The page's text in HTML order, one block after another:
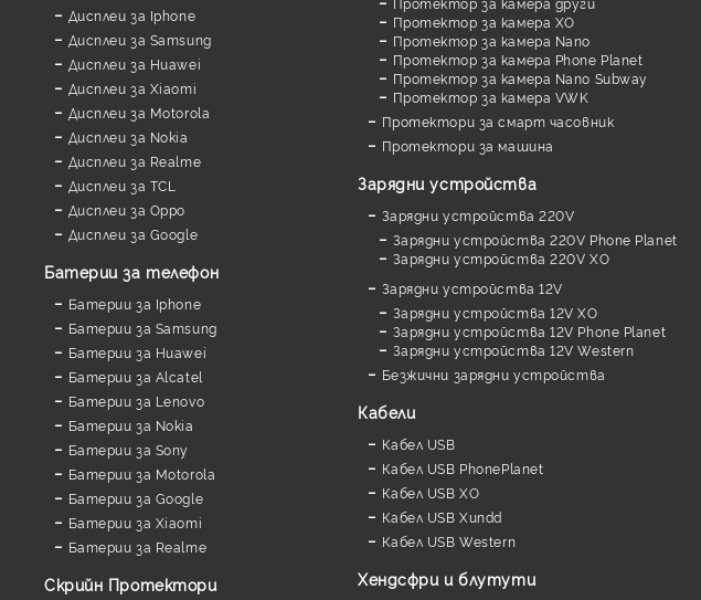
Дисплеи за Iphone
Дисплеи за Samsung
Дисплеи за Huawei
Дисплеи за Xiaomi
Дисплеи за Motorola
Дисплеи за Nokia
Дисплеи за Realme
Дисплеи за TCL
Дисплеи за Oppo
Дисплеи за Google
Батерии за телефон
Батерии за Iphone
Батерии за Samsung
Батерии за Huawei
Батерии за Alcatel
Батерии за Lenovo
Батерии за Nokia
Батерии за Sony
Батерии за Motorola
Батерии за Google
Батерии за Xiaomi
Батерии за Realme
Скрийн Протектори
Протектор за камера XO
Протектор за камера Nano
Протектор за камера Phone Planet
Протектор за камера Nano Subway
Протектор за камера VWK
Протектори за смарт часовник
Протектори за машина
Зарядни устройства
Зарядни устройства 220V
Зарядни устройства 220V Phone Planet
Зарядни устройства 220V XO
Зарядни устройства 12V
Зарядни устройства 12V XO
Зарядни устройства 12V Phone Planet
Зарядни устройства 12V Western
Безжични зарядни устройства
Кабели
Кабел USB
Кабел USB PhonePlanet
Кабел USB XO
Кабел USB Xundd
Кабел USB Western
Хендсфри и блутути